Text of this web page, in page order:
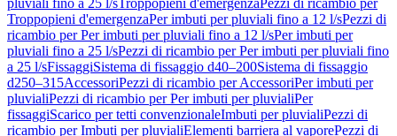
pluviali fino a 25 l/sTroppopieni d'emergenzaPezzi di ricambio per
Troppopieni d'emergenzaPer imbuti per pluviali fino a 12 l/sPezzi di
ricambio per Per imbuti per pluviali fino a 12 l/sPer imbuti per
pluviali fino a 25 l/sPezzi di ricambio per Per imbuti per pluviali fino
a 25 l/sFissaggiSistema di fissaggio d40–200Sistema di fissaggio
d250–315AccessoriPezzi di ricambio per AccessoriPer imbuti per
pluvialiPezzi di ricambio per Per imbuti per pluvialiPer
fissaggiScarico per tetti convenzionaleImbuti per pluvialiPezzi di
ricambio per Imbuti per pluvialiElementi barriera al vaporePezzi di